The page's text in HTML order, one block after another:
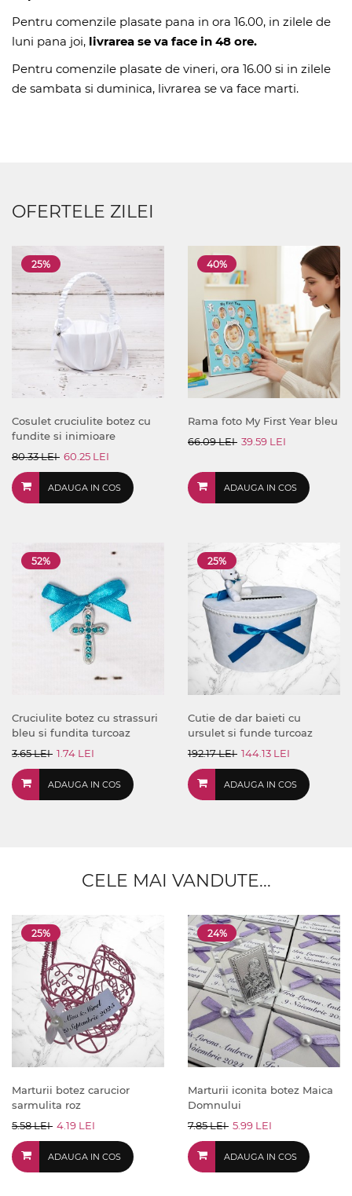
Pentru comenzile plasate pana in ora 16.00, in zilele de
luni pana joi, livrarea se va face in 48 ore.
Pentru comenzile plasate de vineri, ora 16.00 si in zilele
de sambata si duminica, livrarea se va face marti.
OFERTELE ZILEI
25%
Cosulet cruciulite botez cu
fundite si inimioare
80.33 LEI 60.25 LEI
ADAUGA IN COS
40%
Rama foto My First Year bleu
66.09 LEI 39.59 LEI
ADAUGA IN COS
52%
Cruciulite botez cu strassuri
bleu si fundita turcoaz
3.65 LEI 1.74 LEI
ADAUGA IN COS
25%
Cutie de dar baieti cu
ursulet si funde turcoaz
192.17 LEI 144.13 LEI
ADAUGA IN COS
CELE MAI VANDUTE...
25%
Marturii botez carucior
sarmulita roz
5.58 LEI 4.19 LEI
ADAUGA IN COS
24%
Marturii iconita botez Maica
Domnului
7.85 LEI 5.99 LEI
ADAUGA IN COS